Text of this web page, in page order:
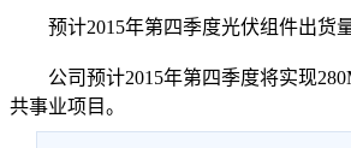
预计2015年第四季度光伏组件出货量
公司预计2015年第四季度将实现
共事业项目。